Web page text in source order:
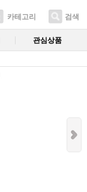
카테고리 검색
관심상품